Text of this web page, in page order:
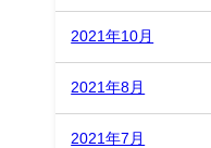
2021年10月
2021年8月
2021年7月